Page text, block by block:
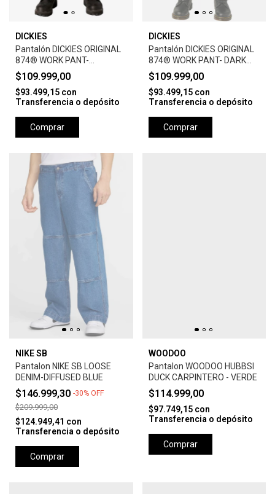
DICKIES
Pantalón DICKIES ORIGINAL
874® WORK PANT-
CHARCOAL
$109.999,00
$93.499,15 con
Transferencia o depósito
Comprar
DICKIES
Pantalón DICKIES ORIGINAL
874® WORK PANT- DARK
BROWN
$109.999,00
$93.499,15 con
Transferencia o depósito
Comprar
NIKE SB
Pantalon NIKE SB LOOSE
DENIM-DIFFUSED BLUE
$146.999,30 -30% OFF
$209.999,00
$124.949,41 con
Transferencia o depósito
Comprar
WOODOO
Pantalon WOODOO HUBBSI
DUCK CARPINTERO - VERDE
$114.999,00
$97.749,15 con
Transferencia o depósito
Comprar